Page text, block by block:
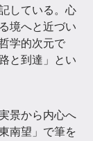
している。心
境へと近づい
学的次元で
と到達」とい
景から内心へ
南望」で筆を